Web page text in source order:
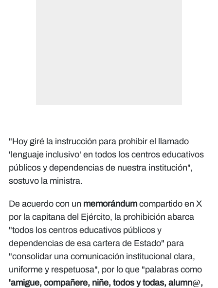
"Hoy giré la instrucción para prohibir el llamado
'lenguaje inclusivo' en todos los centros educativos
públicos y dependencias de nuestra institución",
sostuvo la ministra.
De acuerdo con un memorándum compartido en X
por la capitana del Ejército, la prohibición abarca
"todos los centros educativos públicos y
dependencias de esa cartera de Estado" para
"consolidar una comunicación institucional clara,
uniforme y respetuosa", por lo que "palabras como
'amigue, compañere, niñe, todos y todas, alumn@,